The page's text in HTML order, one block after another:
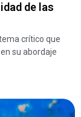
de las
crítico que
su abordaje